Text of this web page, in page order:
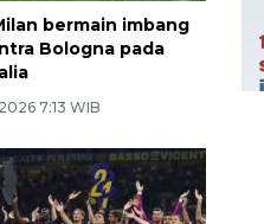
bermain imbang
Bologna pada
7:13 WIB